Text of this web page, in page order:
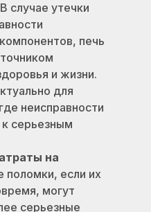
случае утечки
печь
и жизни.
для
неисправности
к серьезным
на
поломки, если их
могут
серьезные